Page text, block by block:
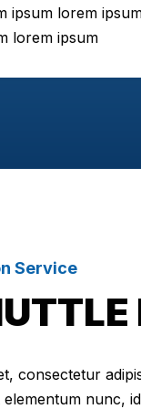
ipsum lorem
lorem ipsum
Service
consectetur
nunc,